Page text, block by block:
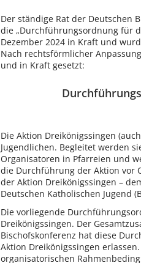
Der ständige Rat der Deutschen
die „Durchführungsordnung für
Dezember 2024 in Kraft und
Nach rechtsförmlicher
und in Kraft gesetzt:
Die Aktion Dreikönigssingen
Jugendlichen. Begleitet werden
Organisatoren in Pfarreien und
die Durchführung der Aktion vor
der Aktion Dreikönigssingen –
Deutschen Katholischen Jugend
Die vorliegende
Dreikönigssingen. Der
Bischofskonferenz hat diese
Aktion Dreikönigssingen
organisatorischen